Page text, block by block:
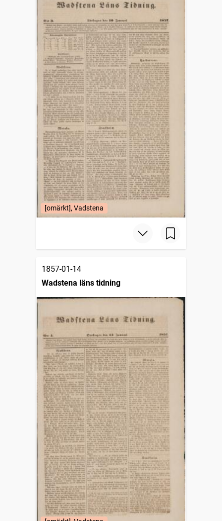
[omärkt], Vadstena
1857-01-14
Wadstena läns tidning